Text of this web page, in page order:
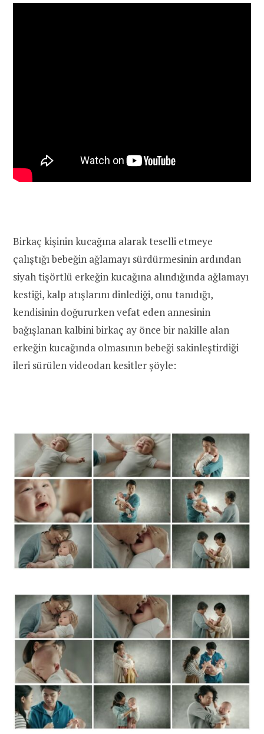
Birkaç kişinin kucağına alarak teselli etmeye
çalıştığı bebeğin ağlamayı sürdürmesinin ardından
siyah tişörtlü erkeğin kucağına alındığında ağlamayı
kestiği, kalp atışlarını dinlediği, onu tanıdığı,
kendisinin doğururken vefat eden annesinin
bağışlanan kalbini birkaç ay önce bir nakille alan
erkeğin kucağında olmasının bebeği sakinleştirdiği
ileri sürülen videodan kesitler şöyle: